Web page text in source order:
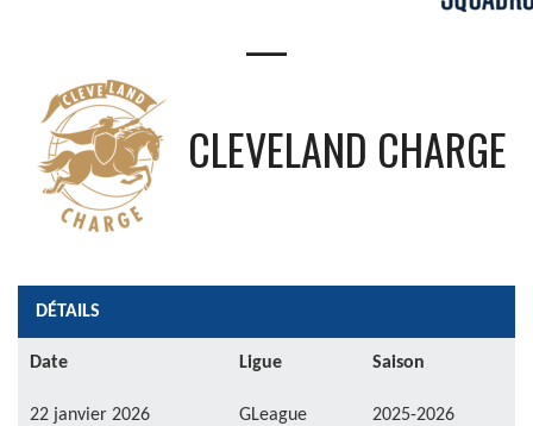
—
CLEVELAND CHARGE
DÉTAILS
Date Ligue Saison
22 janvier 2026 GLeague 2025-2026